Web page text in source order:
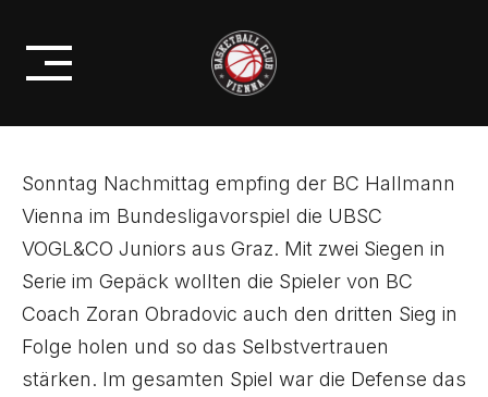
content
MU19ÖMS: KNAPPER SIEG
GEGEN GRAZ
Sonntag Nachmittag empfing der BC Hallmann
Vienna im Bundesligavorspiel die UBSC
VOGL&CO Juniors aus Graz. Mit zwei Siegen in
Serie im Gepäck wollten die Spieler von BC
Coach Zoran Obradovic auch den dritten Sieg in
Folge holen und so das Selbstvertrauen
stärken. Im gesamten Spiel war die Defense das